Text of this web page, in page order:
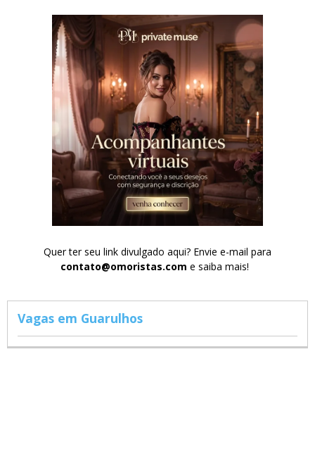
Quer ter seu link divulgado aqui? Envie e-mail para
contato@omoristas.com e saiba mais!
Vagas em Guarulhos